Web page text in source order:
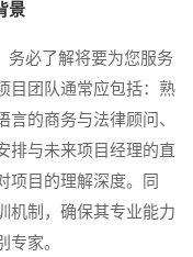
景
必了解将要为您服务
目团队通常应包括：熟
的商务与法律顾问、
排与未来项目经理的直
项目的理解深度。同
机制，确保其专业能力
家。